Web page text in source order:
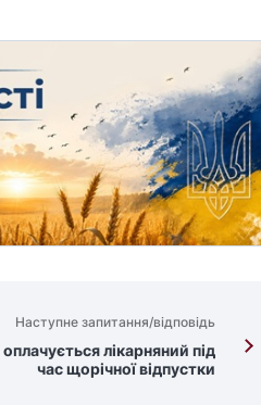
Наступне запитання/відповідь
лікарняний під
час щорічної відпустки